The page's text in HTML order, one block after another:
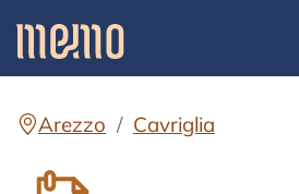
Arezzo Cavriglia